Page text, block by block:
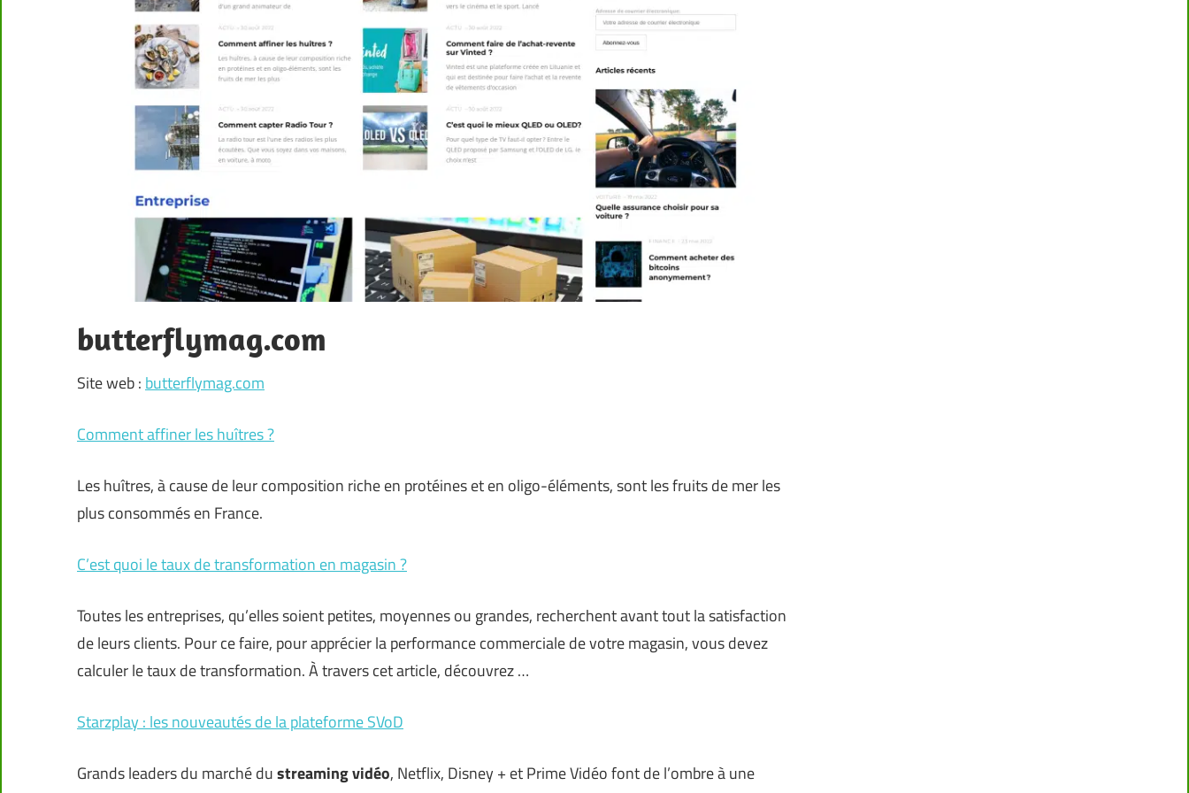
butterflymag.com
Site web : butterflymag.com
Comment affiner les huîtres ?
Les huîtres, à cause de leur composition riche en protéines et en oligo-éléments, sont les fruits de mer les
plus consommés en France.
C’est quoi le taux de transformation en magasin ?
Toutes les entreprises, qu’elles soient petites, moyennes ou grandes, recherchent avant tout la satisfaction
de leurs clients. Pour ce faire, pour apprécier la performance commerciale de votre magasin, vous devez
calculer le taux de transformation. À travers cet article, découvrez …
Starzplay : les nouveautés de la plateforme SVoD
Grands leaders du marché dustreaming vidéo, Netflix, Disney + et Prime Vidéo font de l’ombre à une